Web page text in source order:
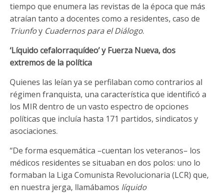
tiempo que enumera las revistas de la época que más
atraían tanto a docentes como a residentes, caso de
Triunfoy Cuadernos para el Diálogo.
‘Líquido cefalorraquídeo’ y Fuerza Nueva, dos
extremos de la política
Quienes las leían ya se perfilaban como contrarios al
régimen franquista, una característica que identificó a
los MIR dentro de un vasto espectro de opciones
políticas que incluía hasta 171 partidos, sindicatos y
asociaciones.
“De forma esquemática –cuentan los veteranos– los
médicos residentes se situaban en dos polos: uno lo
formaban la Liga Comunista Revolucionaria (LCR) que,
en nuestra jerga, llamábamos líquido